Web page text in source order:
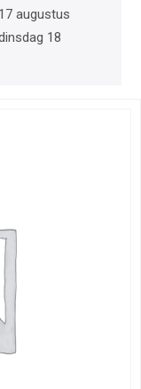
augustus
18